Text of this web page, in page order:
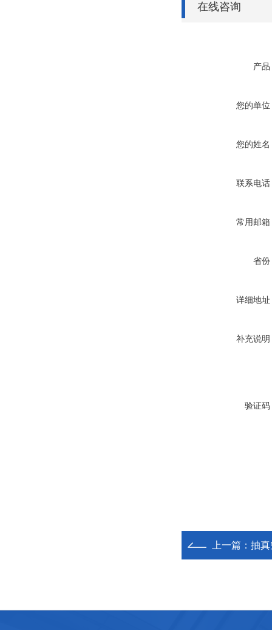
在线咨询
产品
您的单位
您的姓名
联系电话
常用邮箱
省份
详细地址
补充说明
验证码
上一篇： 抽